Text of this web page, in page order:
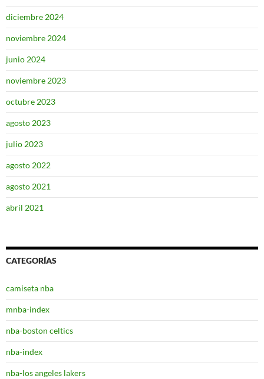
diciembre 2024
noviembre 2024
junio 2024
noviembre 2023
octubre 2023
agosto 2023
julio 2023
agosto 2022
agosto 2021
abril 2021
CATEGORÍAS
camiseta nba
mnba-index
nba-boston celtics
nba-index
nba-los angeles lakers